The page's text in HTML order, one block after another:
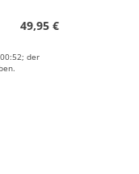
49,95 €
der